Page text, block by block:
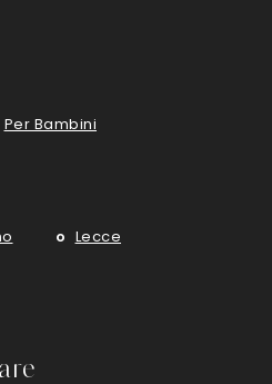
Per Bambini
Lecce